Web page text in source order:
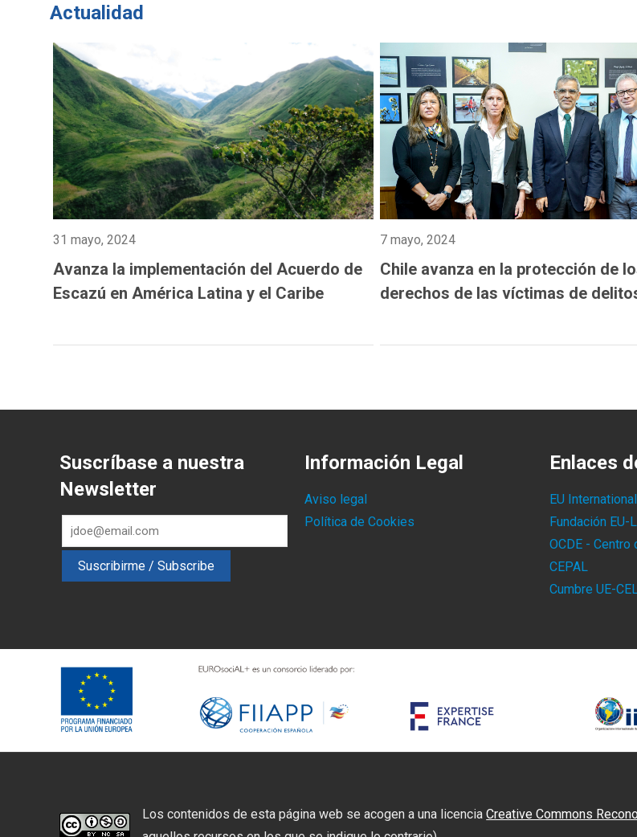
Actualidad
31 mayo, 2024
Avanza la implementación del Acuerdo de
Escazú en América Latina y el Caribe
7 mayo, 2024
Chile avanza en la protección de
derechos de las víctimas de
Suscríbase a nuestra
Newsletter
Información Legal
Aviso legal
Política de Cookies
Enlaces
EU
Fundación EU-
OCDE - Centro
CEPAL
Cumbre UE-
Los contenidos de esta página web se acogen a una licenciaCreative Commons